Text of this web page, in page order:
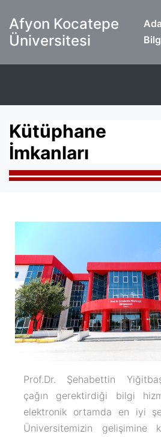
Afyon Kocatepe
Üniversitesi
Kütüphane
İmkanları
Prof.Dr. Şehabettin
çağın gerektirdiği bilgi
elektronik ortamda en iyi
Üniversitemizin gelişimine